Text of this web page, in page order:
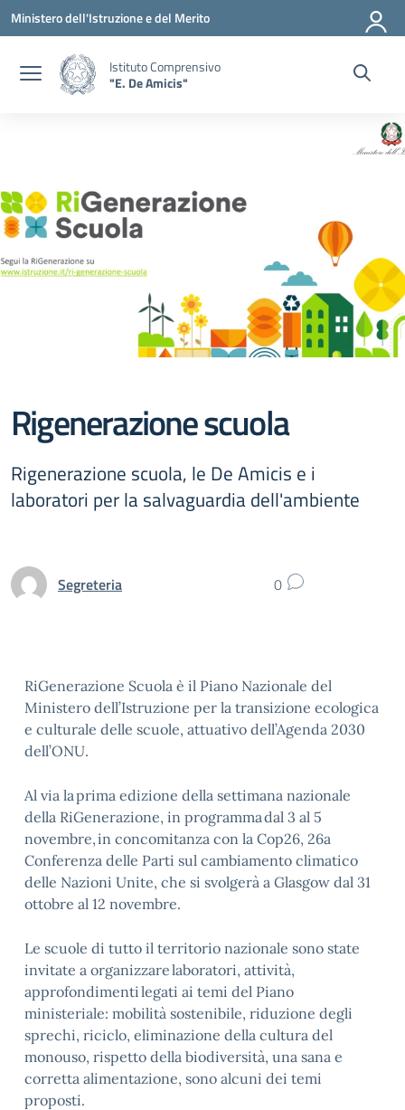
Vai ai contenuti
Vai al menu di navigazione
Vai al footer
Ministero dell'Istruzione e del Merito
Istituto Comprensivo
"E. De Amicis"
Rigenerazione scuola
Rigenerazione scuola, le De Amicis e i
laboratori per la salvaguardia dell'ambiente
Segreteria 0
RiGenerazione Scuola è il Piano Nazionale del
Ministero dell’Istruzione per la transizione ecologica
e culturale delle scuole, attuativo dell’Agenda 2030
dell’ONU.
Al via la prima edizione della settimana nazionale
della RiGenerazione, in programma dal 3 al 5
novembre, in concomitanza con la Cop26, 26a
Conferenza delle Parti sul cambiamento climatico
delle Nazioni Unite, che si svolgerà a Glasgow dal 31
ottobre al 12 novembre.
Le scuole di tutto il territorio nazionale sono state
invitate a organizzare laboratori, attività,
approfondimenti legati ai temi del Piano
ministeriale: mobilità sostenibile, riduzione degli
sprechi, riciclo, eliminazione della cultura del
monouso, rispetto della biodiversità, una sana e
corretta alimentazione, sono alcuni dei temi
proposti.